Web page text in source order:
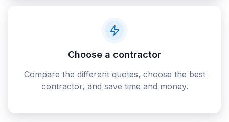
Choose a contractor
Compare the different quotes, choose the best
contractor, and save time and money.